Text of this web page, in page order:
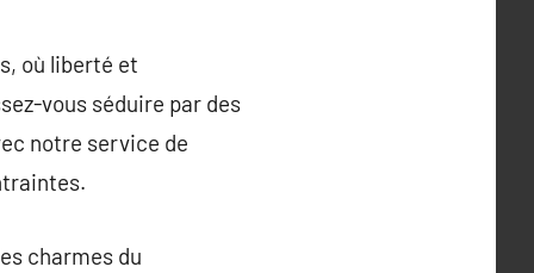
où liberté et
vous séduire par des
notre service de
charmes du